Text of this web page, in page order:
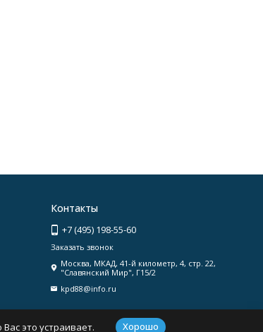
Контакты
+7 (495) 198-55-60
Заказать звонок
Москва, МКАД, 41-й километр, 4, стр. 22,
"Славянский Мир", Г15/2
kpd88@info.ru
это устраивает. Хорошо